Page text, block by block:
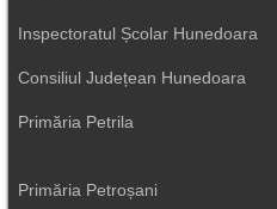
Inspectoratul Școlar Hunedoara
Consiliul Județean Hunedoara
Primăria Petrila
Primăria Petroșani